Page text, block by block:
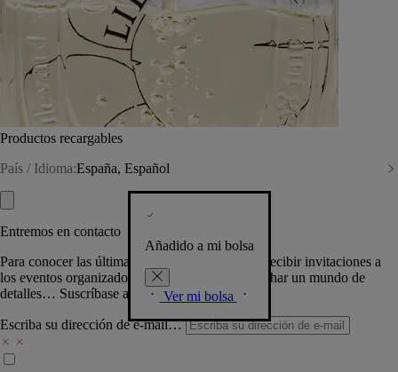
Productos recargables
País / Idioma:España, Español
Añadido a mi bolsa
Ver mi bolsa
Entremos en contacto
Para conocer las últimas creaciones de la Casa, recibir invitaciones a
los eventos organizados por Diptyque y aprovechar un mundo de
detalles… Suscríbase a nuestra newsletter.
Escriba su dirección de e-mail…